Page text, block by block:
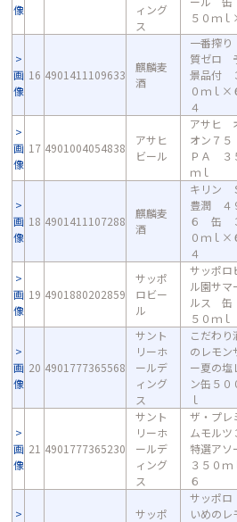
像
ィング
ス
５０ｍ
画
像
16 4901411109633
麒麟麦
酒
一番搾
質ゼロ
景品付
０ｍｌ×
４
画
像
17 4901004054838
アサヒ
ビール
アサヒ
オン７
ＰＡ ３
ｍｌ
画
像
18 4901411107288
麒麟麦
酒
キリン
豊潤 ４
６ 缶
０ｍｌ×
４
画
像
19 4901880202859
サッポ
ロビー
ル
サッポロ
ル園サマ
ルス
５０ｍｌ
画
像
20 4901777365568
サント
リーホ
ールデ
ィング
ス
こだわり
のレモン
ー夏の塩
ン缶５０
ｌ
画
像
21 4901777365230
サント
リーホ
ールデ
ィング
ス
ザ・プレ
ムモルツ
特選アソ
３５０
６
サッポ
サッポ
いめのレ